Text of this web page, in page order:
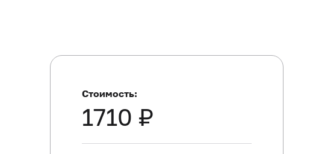
Стоимость:
1710 ₽